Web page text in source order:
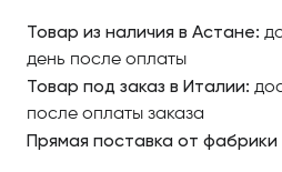
Классическое вдохновение
подходом усиливает миссию
элегантные и
Отдавая предпочтение
Luxxu, Вы создаёте поистине
Товар из наличия в Астане:
день после оплаты
Товар под заказ в Италии:
после оплаты заказа
Прямая поставка от фабрики